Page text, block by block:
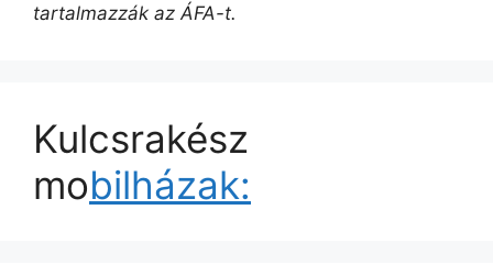
tartalmazzák az ÁFA-t.
Kulcsrakész
mobilházak: